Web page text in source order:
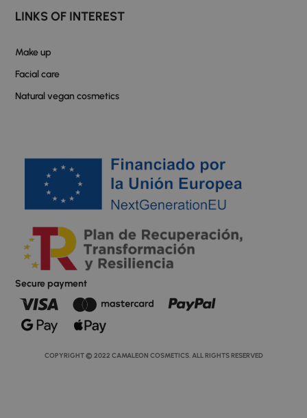
LINKS OF INTEREST
Make up
Facial care
Natural vegan cosmetics
Secure payment
COPYRIGHT © 2022 CAMALEON COSMETICS. ALL RIGHTS RESERVED